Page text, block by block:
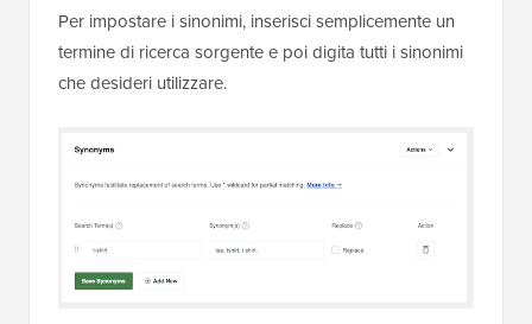
Per impostare i sinonimi, inserisci semplicemente un
termine di ricerca sorgente e poi digita tutti i sinonimi
che desideri utilizzare.